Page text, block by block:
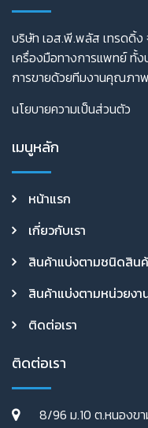
บริษัท เอส.พี.พลัส เทรดดิ้
เครื่องมือทางการแพทย์ ทั้
การขายด้วยทีมงานคุณภาพ
นโยบายความเป็นส่วนตัว
เมนูหลัก
หน้าแรก
เกี่ยวกับเรา
สินค้าแบ่งตามชนิดสิน
สินค้าแบ่งตามหน่วยงา
ติดต่อเรา
ติดต่อเรา
8/96 ม.10 ต.หนองขา